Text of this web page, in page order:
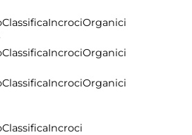
ClassificaIncrociOrganici
ClassificaIncrociOrganici
ClassificaIncrociOrganici
ClassificaIncroci